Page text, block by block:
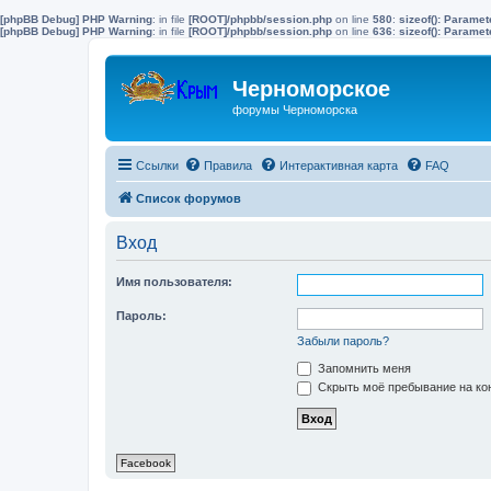
[phpBB Debug] PHP Warning: in file [ROOT]/phpbb/session.php on line 580: sizeof():
[phpBB Debug] PHP Warning: in file [ROOT]/phpbb/session.php on line 636: sizeof():
Черноморское
форумы Черноморска
Ссылки Правила Интерактивная карта FAQ
Список форумов
Вход
Имя пользователя:
Пароль:
Забыли пароль?
Запомнить меня
Скрыть моё пребывание на
Facebook